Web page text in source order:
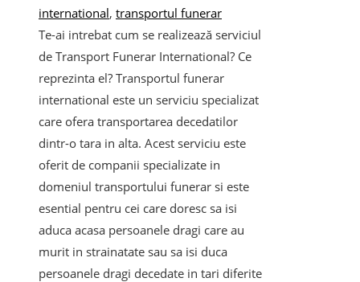
international, transportul funerar
Te-ai intrebat cum se realizează serviciul
de Transport Funerar International? Ce
reprezinta el? Transportul funerar
international este un serviciu specializat
care ofera transportarea decedatilor
dintr-o tara in alta. Acest serviciu este
oferit de companii specializate in
domeniul transportului funerar si este
esential pentru cei care doresc sa isi
aduca acasa persoanele dragi care au
murit in strainatate sau sa isi duca
persoanele dragi decedate in tari diferite